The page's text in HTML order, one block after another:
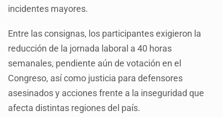
incidentes mayores.
Entre las consignas, los participantes exigieron la
reducción de la jornada laboral a 40 horas
semanales, pendiente aún de votación en el
Congreso, así como justicia para defensores
asesinados y acciones frente a la inseguridad que
afecta distintas regiones del país.